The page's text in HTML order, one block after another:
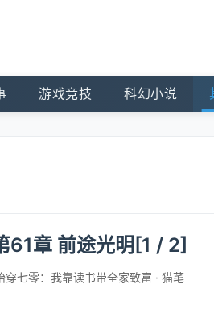
游戏竞技 科幻小说
61章 前途光明[1 / 2]
穿七零：我靠读书带全家致富 · 猫芼